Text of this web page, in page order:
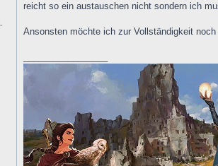
reicht so ein austauschen nicht sondern ich
Ansonsten möchte ich zur Vollständigkeit